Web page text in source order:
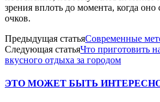
зрения вплоть до момента, когда оно
очков.
Предыдущая статьяСовременные
Следующая статьяЧто приготовить
вкусного отдыха за городом
ЭТО МОЖЕТ БЫТЬ